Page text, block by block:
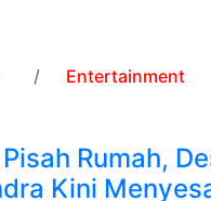
Entertainment
Rumah,
Kini